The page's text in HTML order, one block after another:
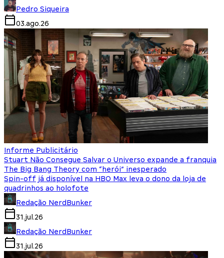
Pedro Siqueira
03.ago.26
Informe Publicitário
Stuart Não Consegue Salvar o Universo expande a franquia
The Big Bang Theory com “herói” inesperado
Spin-off já disponível na HBO Max leva o dono da loja de
quadrinhos ao holofote
Redação NerdBunker
31.jul.26
Redação NerdBunker
31.jul.26